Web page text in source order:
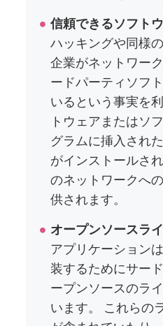
信頼できるソフト
ハッキングや同様
企業がネットワー
ードパーティソフ
いるという事実を
トウェアまたはソ
グラムに挿入され
がインストールさ
のネットワークへ
供されます。
オープンソースラ
アプリケーション
装するためにサー
ープンソースのラ
います。 これらの